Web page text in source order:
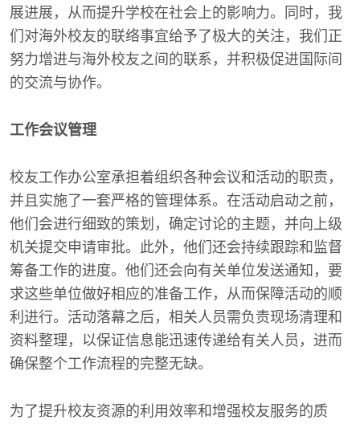
展进展，从而提升学校在社会上的影响力。同时，我
们对海外校友的联络事宜给予了极大的关注，我们正
努力增进与海外校友之间的联系，并积极促进国际间
的交流与协作。
工作会议管理
校友工作办公室承担着组织各种会议和活动的职责，
并且实施了一套严格的管理体系。在活动启动之前，
他们会进行细致的策划，确定讨论的主题，并向上级
机关提交申请审批。此外，他们还会持续跟踪和监督
筹备工作的进度。他们还会向有关单位发送通知，要
求这些单位做好相应的准备工作，从而保障活动的顺
利进行。活动落幕之后，相关人员需负责现场清理和
资料整理，以保证信息能迅速传递给有关人员，进而
确保整个工作流程的完整无缺。
为了提升校友资源的利用效率和增强校友服务的质